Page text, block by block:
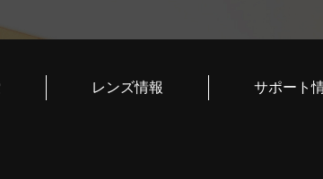
レンズ情報 サポート